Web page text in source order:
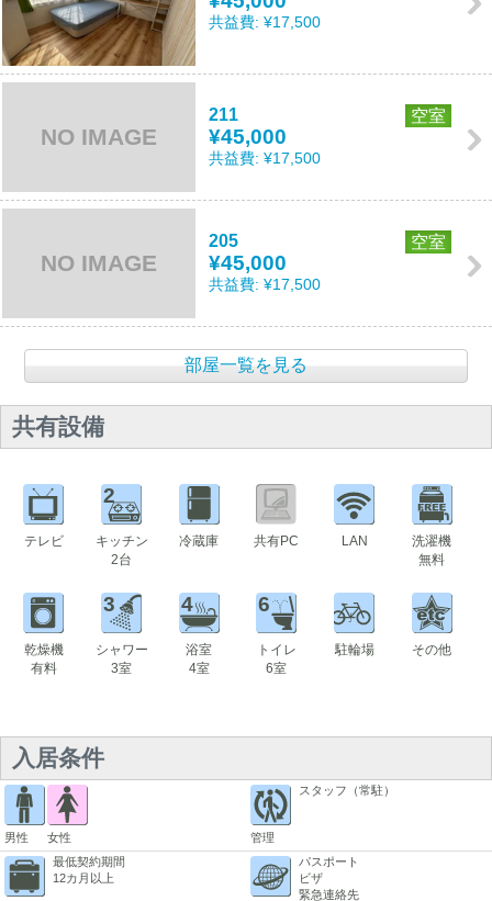
共益費: ¥17,500
NO IMAGE
211 空室
¥45,000
共益費: ¥17,500
NO IMAGE
205 空室
¥45,000
共益費: ¥17,500
部屋一覧を見る
共有設備
テレビ
2
キッチン
2台
冷蔵庫 共有PC LAN
洗濯機
無料
乾燥機
有料
3
シャワー
3室
4
浴室
4室
6
トイレ
6室
駐輪場 その他
入居条件
男性 女性 管理
スタッフ（常駐）
最低契約期間
12カ月以上
パスポート
ビザ
緊急連絡先